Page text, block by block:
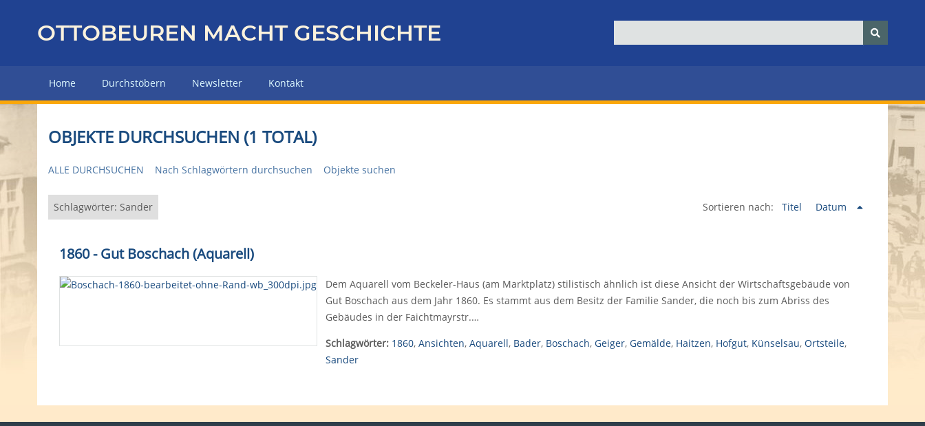
z
r
H
u
p
e
OTTOBEUREN MACHT GESCHICHTE
Home Durchstöbern Newsletter Kontakt
OBJEKTE DURCHSUCHEN (1 TOTAL)
ALLE DURCHSUCHEN Nach Schlagwörtern durchsuchen Objekte suchen
Schlagwörter: Sander Sortieren nach: Titel Datum
1860 - Gut Boschach (Aquarell)
Dem Aquarell vom Beckeler-Haus (am Marktplatz) stilistisch ähnlich ist diese Ansicht der Wirtschaftsgebäude von
Gut Boschach aus dem Jahr 1860. Es stammt aus dem Besitz der Familie Sander, die noch bis zum Abriss des
Gebäudes in der Faichtmayrstr.…
Schlagwörter: 1860, Ansichten, Aquarell, Bader, Boschach, Geiger, Gemälde, Haitzen, Hofgut, Künselsau, Ortsteile,
Sander